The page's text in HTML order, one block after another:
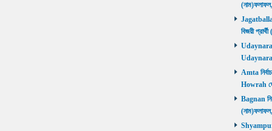
বিজয়ী
Amta
Howrah
Bagnan
Shyampur